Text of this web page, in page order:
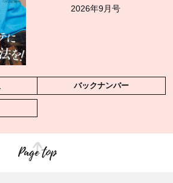
2026年9月号
バックナンバー
Page top